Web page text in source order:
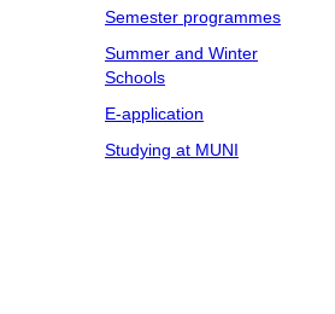
Semester programmes
Summer and Winter
Schools
E-application
Studying at MUNI